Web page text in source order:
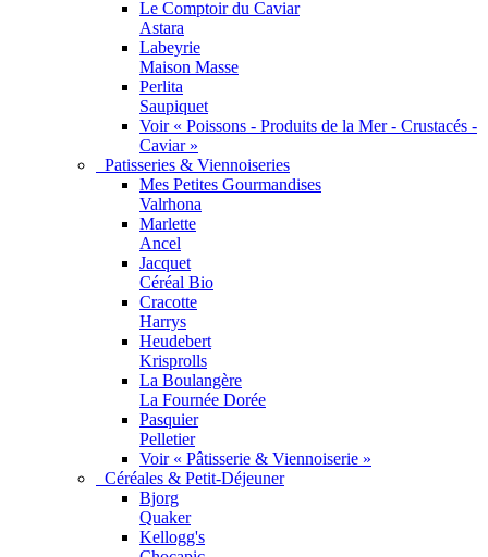
Le Comptoir du Caviar
Astara
Labeyrie
Maison Masse
Perlita
Saupiquet
Voir « Poissons - Produits de la Mer - Crustacés -
Caviar »
Patisseries & Viennoiseries
Mes Petites Gourmandises
Valrhona
Marlette
Ancel
Jacquet
Céréal Bio
Cracotte
Harrys
Heudebert
Krisprolls
La Boulangère
La Fournée Dorée
Pasquier
Pelletier
Voir « Pâtisserie & Viennoiserie »
Céréales & Petit-Déjeuner
Bjorg
Quaker
Kellogg's